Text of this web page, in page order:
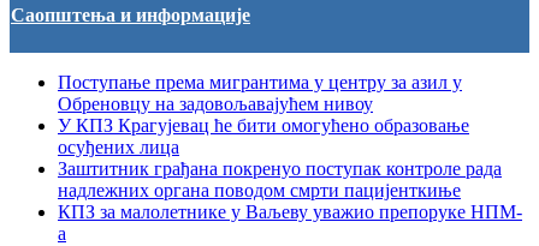
Саопштења и информације
Поступање према мигрантима у центру за азил у
Обреновцу на задовољавајућем нивоу
У КПЗ Крагујевац ће бити омогућено образовање
осуђених лица
Заштитник грађана покренуо поступак контроле рада
надлежних органа поводом смрти пацијенткиње
КПЗ за малолетнике у Ваљеву уважио препоруке НПМ-
а